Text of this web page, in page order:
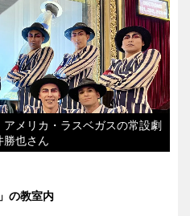
アメリカ・ラスベガスの常設劇
勝也さん
の教室内